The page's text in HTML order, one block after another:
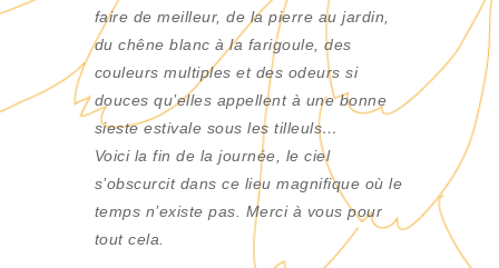
faire de meilleur, de la pierre au jardin,
du chêne blanc à la farigoule, des
couleurs multiples et des odeurs si
douces qu’elles appellent à une bonne
sieste estivale sous les tilleuls…
Voici la fin de la journée, le ciel
s’obscurcit dans ce lieu magnifique où le
temps n’existe pas. Merci à vous pour
tout cela.